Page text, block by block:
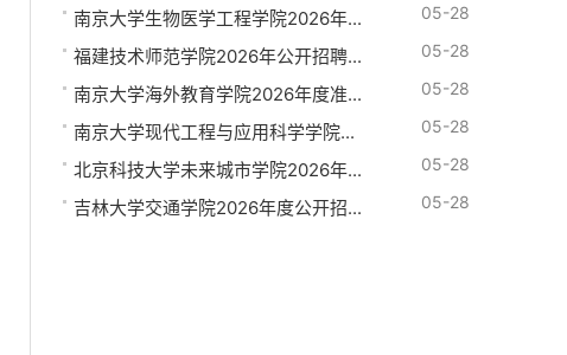
05-28
南京大学生物医学工程学院2026年...
05-28
福建技术师范学院2026年公开招聘...
05-28
南京大学海外教育学院2026年度准...
05-28
南京大学现代工程与应用科学学院...
05-28
北京科技大学未来城市学院2026年...
05-28
吉林大学交通学院2026年度公开招...